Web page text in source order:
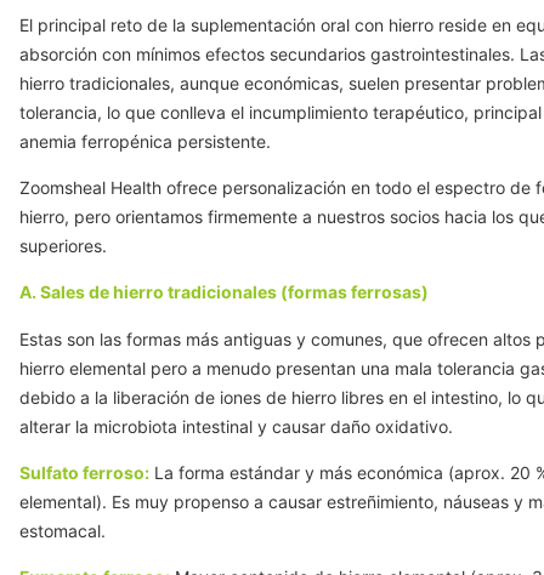
El principal reto de la suplementación oral con hierro reside en
absorción con mínimos efectos secundarios gastrointestinales.
hierro tradicionales, aunque económicas, suelen presentar
tolerancia, lo que conlleva el incumplimiento terapéutico,
anemia ferropénica persistente.
Zoomsheal Health ofrece personalización en todo el espectro de
hierro, pero orientamos firmemente a nuestros socios hacia los
superiores.
A. Sales de hierro tradicionales (formas ferrosas)
Estas son las formas más antiguas y comunes, que ofrecen altos
hierro elemental pero a menudo presentan una mala tolerancia
debido a la liberación de iones de hierro libres en el intestino, lo
alterar la microbiota intestinal y causar daño oxidativo.
Sulfato ferroso: La forma estándar y más económica (aprox. 20
elemental). Es muy propenso a causar estreñimiento, náuseas y
estomacal.